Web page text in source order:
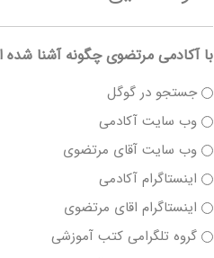
با آکادمی مرتضوی چگونه آشنا شده
جستجو در گوگل
وب سایت آکادمی
وب سایت آقای مرتضوی
اینستاگرام آکادمی
اینستاگرام اقای مرتضوی
گروه تلگرامی کتب آموزشی